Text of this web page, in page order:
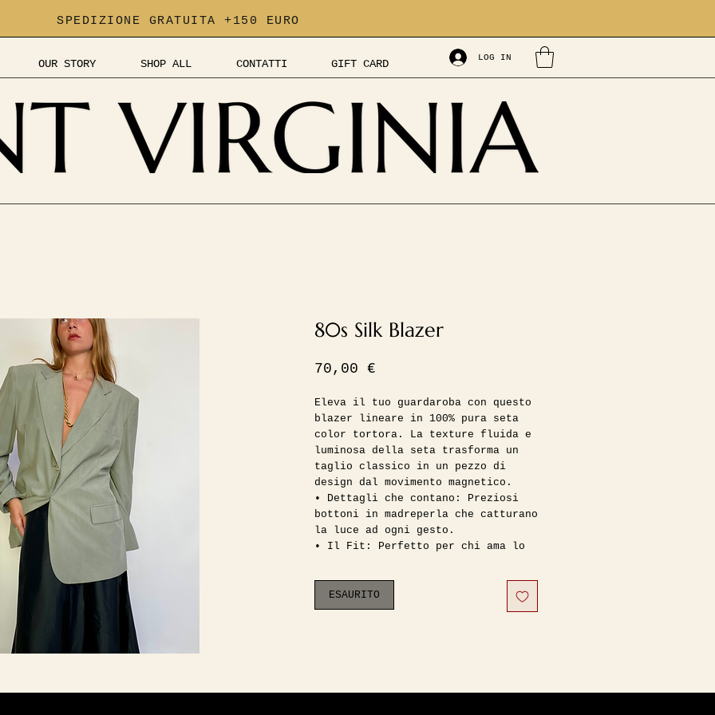
SPEDIZIONE GRATUITA +150 EURO
OUR STORY SHOP ALL CONTATTI GIFT CARD
LOG IN
80s Silk Blazer
70,00 €
Eleva il tuo guardaroba con questo
blazer lineare in 100% pura seta
color tortora. La texture fluida e
luminosa della seta trasforma un
taglio classico in un pezzo di
design dal movimento magnetico.
• Dettagli che contano: Preziosi
bottoni in madreperla che catturano
la luce ad ogni gesto.
• Il Fit: Perfetto per chi ama lo
oversize. La seta cade in modo così
leggero da non appesantire mai la
figura.
38/40 (h 1.70).
ESAURITO